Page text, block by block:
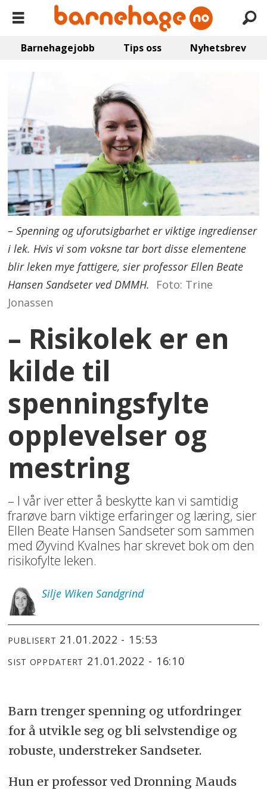
Barnehagejobb Tips oss Nyhetsbrev
– Spenning og uforutsigbarhet er viktige ingredienser
i lek. Hvis vi som voksne tar bort disse elementene
blir leken mye fattigere, sier professor Ellen Beate
Hansen Sandseter ved DMMH.
Foto: Trine
Jonassen
– Risikolek er en
kilde til
spenningsfylte
opplevelser og
mestring
– I vår iver etter å beskytte kan vi samtidig
frarøve barn viktige erfaringer og læring, sier
Ellen Beate Hansen Sandseter som sammen
med Øyvind Kvalnes har skrevet bok om den
risikofylte leken.
Silje Wiken Sandgrind
PUBLISERT 21.01.2022 - 15:53
SIST OPPDATERT 21.01.2022 - 16:10
Barn trenger spenning og utfordringer
for å utvikle seg og bli selvstendige og
robuste, understreker Sandseter.
Hun er professor ved Dronning Mauds